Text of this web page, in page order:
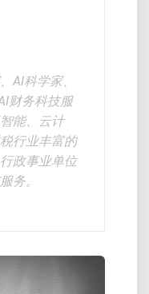
AI科学家、
财务科技服
能、云计
行业丰富的
政事业单位
务。